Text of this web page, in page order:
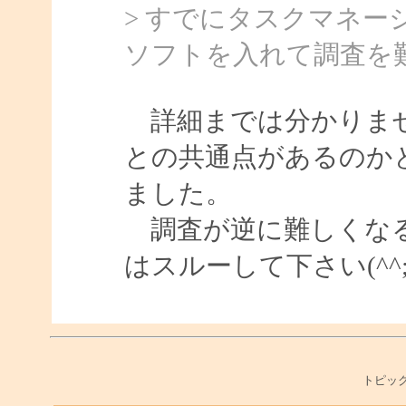
> すでにタスクマネー
ソフトを入れて調査
詳細までは分かりま
との共通点があるの
ました。
調査が逆に難しくな
はスルーして下さい
トピッ